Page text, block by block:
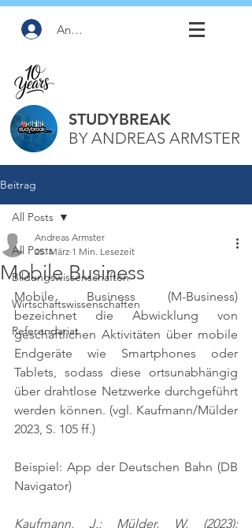
Anmelden
STUDYBREAK
BY ANDREAS ARMSTER
Beitrag
All Posts
Bildungswissenschaften
Wirtschaftswissenschaften
Referendariat
All Posts
Mobile Business
Andreas Armster
25. März 1 Min. Lesezeit
Mobile Business (M-Business)
bezeichnet die Abwicklung von
geschäftlichen Aktivitäten über mobile
Endgeräte wie Smartphones oder
Tablets, sodass diese ortsunabhängig
über drahtlose Netzwerke durchgeführt
werden können. (vgl. Kaufmann/Mülder
2023, S. 105 ff.)
Beispiel: App der Deutschen Bahn (DB
Navigator)
Kaufmann, J.; Mülder, W. (2023):